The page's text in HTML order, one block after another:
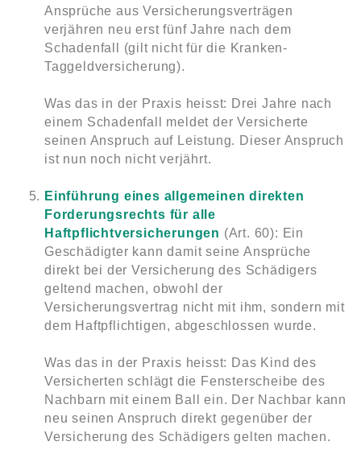
Ansprüche aus Versicherungsverträgen
verjähren neu erst fünf Jahre nach dem
Schadenfall (gilt nicht für die Kranken-
Taggeldversicherung).
Was das in der Praxis heisst: Drei Jahre nach
einem Schadenfall meldet der Versicherte
seinen Anspruch auf Leistung. Dieser Anspruch
ist nun noch nicht verjährt.
Einführung eines allgemeinen direkten
Forderungsrechts für alle
Haftpflichtversicherungen (Art. 60): Ein
Geschädigter kann damit seine Ansprüche
direkt bei der Versicherung des Schädigers
geltend machen, obwohl der
Versicherungsvertrag nicht mit ihm, sondern mit
dem Haftpflichtigen, abgeschlossen wurde.
Was das in der Praxis heisst: Das Kind des
Versicherten schlägt die Fensterscheibe des
Nachbarn mit einem Ball ein. Der Nachbar kann
neu seinen Anspruch direkt gegenüber der
Versicherung des Schädigers gelten machen.